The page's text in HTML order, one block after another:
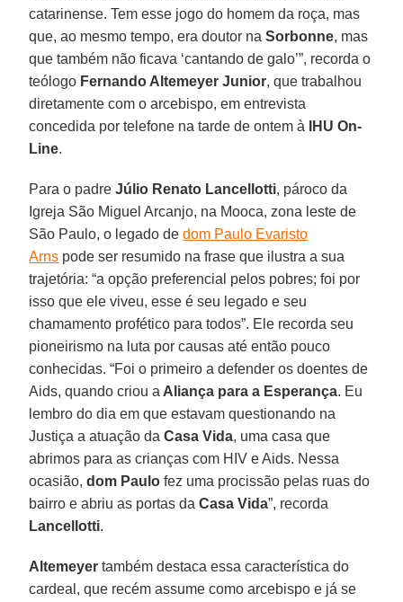
catarinense. Tem esse jogo do homem da roça, mas
que, ao mesmo tempo, era doutor naSorbonne, mas
que também não ficava ‘cantando de galo’”, recorda o
teólogo Fernando Altemeyer Junior, que trabalhou
diretamente com o arcebispo, em entrevista
concedida por telefone na tarde de ontem à
IHU On-
Line.
Para o padreJúlio Renato Lancellotti, pároco da
Igreja São Miguel Arcanjo, na Mooca, zona leste de
São Paulo, o legado dedom Paulo Evaristo
Arns pode ser resumido na frase que ilustra a sua
trajetória: “a opção preferencial pelos pobres; foi por
isso que ele viveu, esse é seu legado e seu
chamamento profético para todos”. Ele recorda seu
pioneirismo na luta por causas até então pouco
conhecidas. “Foi o primeiro a defender os doentes de
Aids, quando criou a Aliança para a Esperança. Eu
lembro do dia em que estavam questionando na
Justiça a atuação daCasa Vida, uma casa que
abrimos para as crianças com HIV e Aids. Nessa
ocasião,dom Paulo fez uma procissão pelas ruas do
bairro e abriu as portas daCasa Vida”, recorda
Lancellotti.
Altemeyer também destaca essa característica do
cardeal, que recém assume como arcebispo e já se